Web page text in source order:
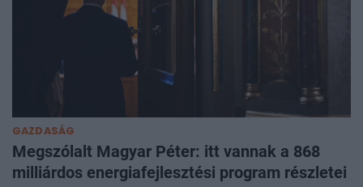
GAZDASÁG
Megszólalt Magyar Péter: itt vannak a 868
milliárdos energiafejlesztési program részletei